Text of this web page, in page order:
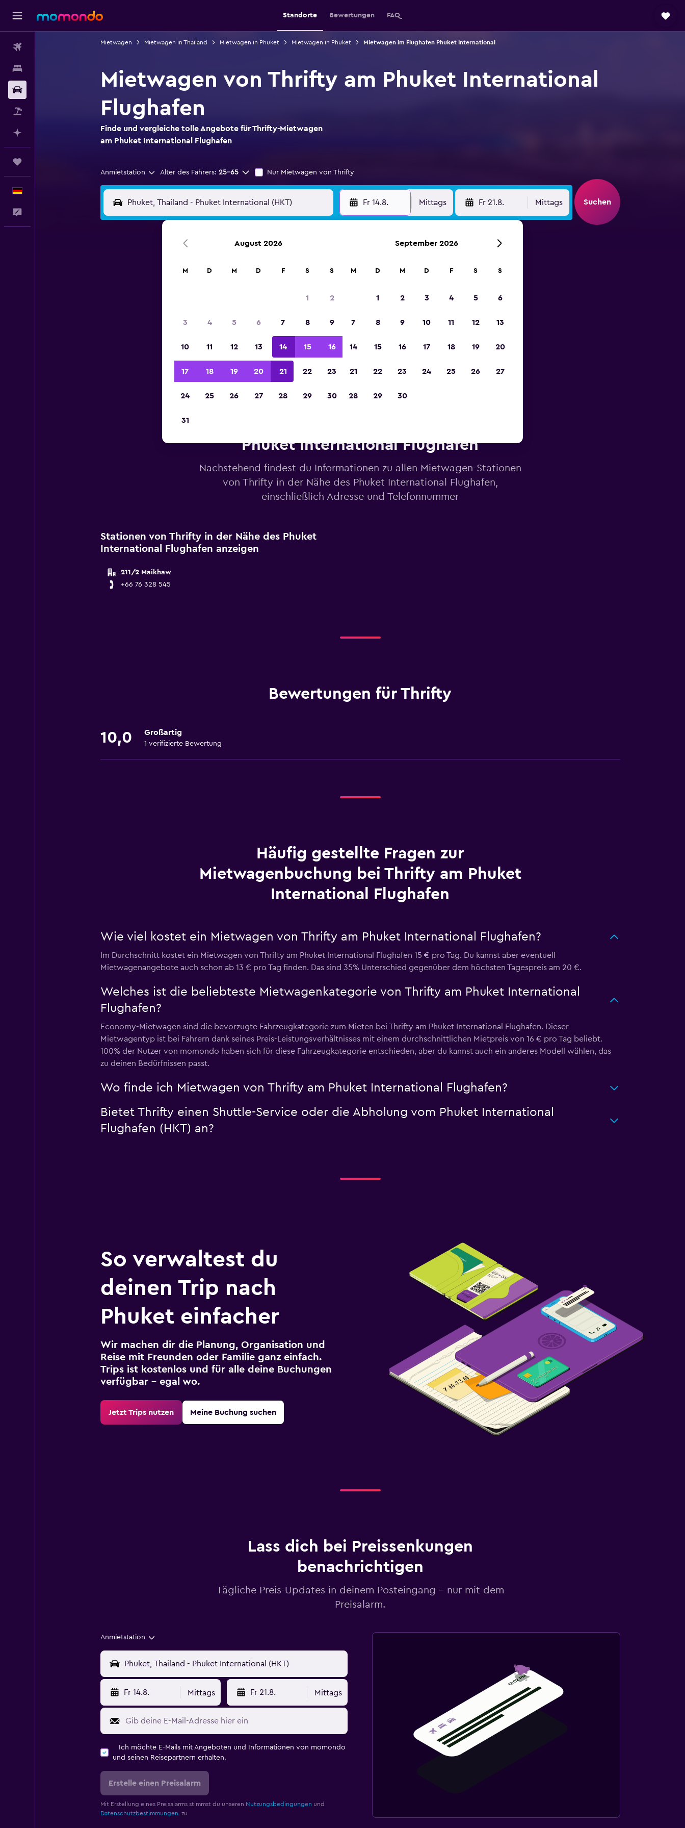
Standorte Bewertungen FAQ
Mietwagen Mietwagen in Thailand Mietwagen in Phuket Mietwagen in Phuket Mietwagen im Flughafen Phuket International
Mietwagen von Thrifty am Phuket International
Flughafen
Finde und vergleiche tolle Angebote für Thrifty-Mietwagen
am Phuket International Flughafen
Anmietstation Alter des Fahrers: 25-65 Nur Mietwagen von Thrifty
Fr 14.8. Mittags Fr 21.8. Mittags Suchen
Sieger 2023 gekürt
Phuket International Flughafen
Nachstehend findest du Informationen zu allen Mietwagen-Stationen
von Thrifty in der Nähe des Phuket International Flughafen,
einschließlich Adresse und Telefonnummer
Stationen von Thrifty in der Nähe des Phuket
International Flughafen anzeigen
211/2 Maikhaw
+66 76 328 545
Bewertungen für Thrifty
10,0 Großartig
1 verifizierte Bewertung
Häufig gestellte Fragen zur
Mietwagenbuchung bei Thrifty am Phuket
International Flughafen
Wie viel kostet ein Mietwagen von Thrifty am Phuket International Flughafen?
Im Durchschnitt kostet ein Mietwagen von Thrifty am Phuket International Flughafen 15 € pro Tag. Du kannst aber eventuell
Mietwagenangebote auch schon ab 13 € pro Tag finden. Das sind 35% Unterschied gegenüber dem höchsten Tagespreis am 20 €.
Welches ist die beliebteste Mietwagenkategorie von Thrifty am Phuket International
Flughafen?
Economy-Mietwagen sind die bevorzugte Fahrzeugkategorie zum Mieten bei Thrifty am Phuket International Flughafen. Dieser
Mietwagentyp ist bei Fahrern dank seines Preis-Leistungsverhältnisses mit einem durchschnittlichen Mietpreis von 16 € pro Tag beliebt.
100% der Nutzer von momondo haben sich für diese Fahrzeugkategorie entschieden, aber du kannst auch ein anderes Modell wählen, das
zu deinen Bedürfnissen passt.
Wo finde ich Mietwagen von Thrifty am Phuket International Flughafen?
Bietet Thrifty einen Shuttle-Service oder die Abholung vom Phuket International
Flughafen (HKT) an?
So verwaltest du
deinen Trip nach
Phuket einfacher
Wir machen dir die Planung, Organisation und
Reise mit Freunden oder Familie ganz einfach.
Trips ist kostenlos und für alle deine Buchungen
verfügbar – egal wo.
Jetzt Trips nutzen Meine Buchung suchen
Lass dich bei Preissenkungen
benachrichtigen
Tägliche Preis-Updates in deinem Posteingang – nur mit dem
Preisalarm.
Anmietstation
Fr 14.8. Mittags Fr 21.8. Mittags
Ich möchte E-Mails mit Angeboten und Informationen von momondo
und seinen Reisepartnern erhalten.
Erstelle einen Preisalarm
Mit Erstellung eines Preisalarms stimmst du unseren Nutzungsbedingungen und
Datenschutzbestimmungen.zu
August 2026
M D M D F S S
1 2
3 4 5 6 7 8 9
10 11 12 13 14 15 16
17 18 19 20 21 22 23
24 25 26 27 28 29 30
31
September 2026
M D M D F S S
1 2 3 4 5 6
7 8 9 10 11 12 13
14 15 16 17 18 19 20
21 22 23 24 25 26 27
28 29 30